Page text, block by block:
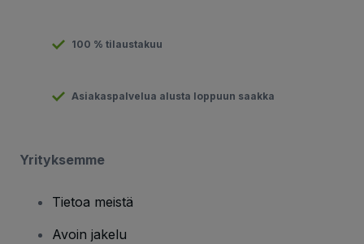
100 % tilaustakuu
Asiakaspalvelua alusta loppuun saakka
Yrityksemme
Tietoa meistä
Avoin jakelu